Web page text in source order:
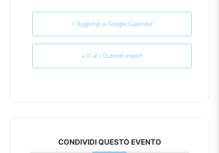
+ Aggiungi a Google Calendar
+ iCal / Outlook export
CONDIVIDI QUESTO EVENTO